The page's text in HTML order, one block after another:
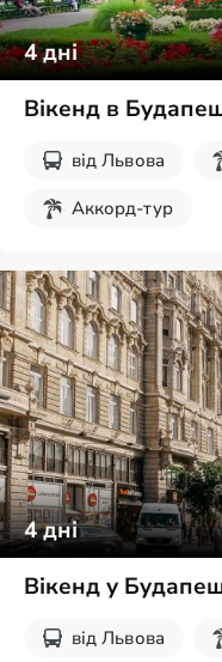
4дні
Вікенд в
від Львова
Аккорд-тур
4дні
Вікенд у
від Львова